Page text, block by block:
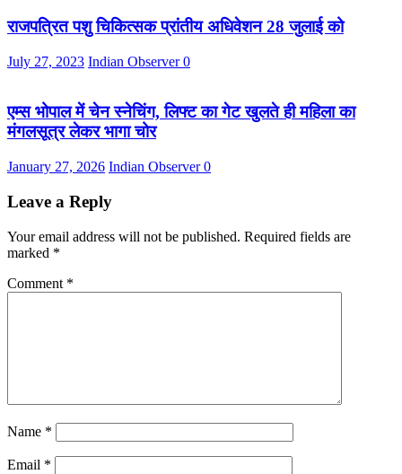
राजपत्रित पशु चिकित्सक प्रांतीय अधिवेशन 28 जुलाई को
July 27, 2023 Indian Observer0
एम्स भोपाल में चेन स्नेचिंग, लिफ्ट का गेट खुलते ही महिला का
मंगलसूत्र लेकर भागा चोर
January 27, 2026 Indian Observer0
Leave a Reply
Your email address will not be published. Required fields are
marked *
Comment *
Name *
Email *